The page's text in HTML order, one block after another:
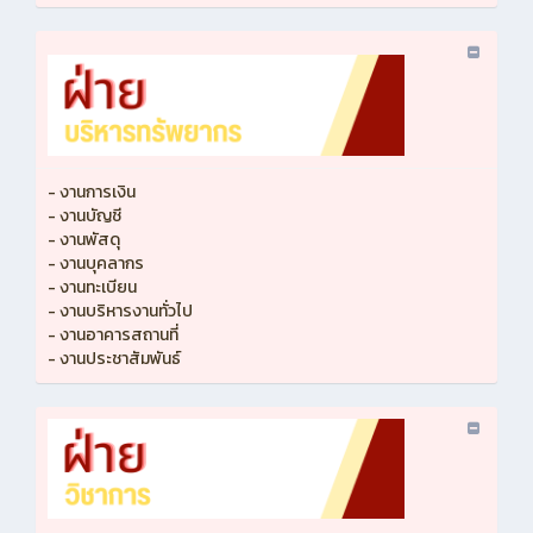
- งานการเงิน
- งานบัญชี
- งานพัสดุ
- งานบุคลากร
- งานทะเบียน
- งานบริหารงานทั่วไป
- งานอาคารสถานที่
- งานประชาสัมพันธ์